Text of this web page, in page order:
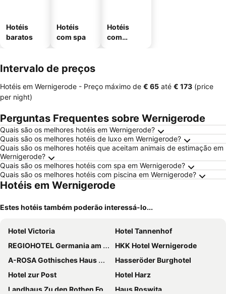
Hotéis
baratos
Hotéis
com spa
Hotéis
com
Intervalo de preços
Hotéis em Wernigerode - Preço máximo de ‎€ 65 até ‎€ 173 (price
per night)
Perguntas Frequentes sobre Wernigerode
Quais são os melhores hotéis em Wernigerode?
Quais são os melhores hotéis de luxo em Wernigerode?
Quais são os melhores hotéis que aceitam animais de estimação em
Wernigerode?
Quais são os melhores hotéis com spa em Wernigerode?
Quais são os melhores hotéis com piscina em Wernigerode?
Hotéis em Wernigerode
Estes hotéis também poderão interessá-lo...
Hotel Victoria
Hotel Tannenhof
REGIOHOTEL Germania am Kurpark Bad Harzburg
HKK Hotel Wernigerode
A-ROSA Gothisches Haus Wernigerode
Hasseröder Burghotel
Hotel zur Post
Hotel Harz
Landhaus Zu den Rothen Forellen
Haus Roswita